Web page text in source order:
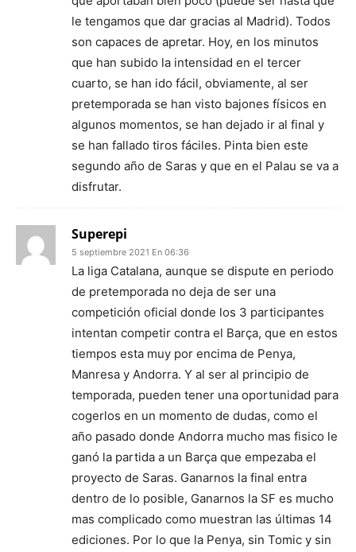
le tengamos que dar gracias al Madrid). Todos
son capaces de apretar. Hoy, en los minutos
que han subido la intensidad en el tercer
cuarto, se han ido fácil, obviamente, al ser
pretemporada se han visto bajones físicos en
algunos momentos, se han dejado ir al final y
se han fallado tiros fáciles. Pinta bien este
segundo año de Saras y que en el Palau se va a
disfrutar.
Superepi
5 septiembre 2021 En 06:36
La liga Catalana, aunque se dispute en periodo
de pretemporada no deja de ser una
competición oficial donde los 3 participantes
intentan competir contra el Barça, que en estos
tiempos esta muy por encima de Penya,
Manresa y Andorra. Y al ser al principio de
temporada, pueden tener una oportunidad para
cogerlos en un momento de dudas, como el
año pasado donde Andorra mucho mas fisico le
ganó la partida a un Barça que empezaba el
proyecto de Saras. Ganarnos la final entra
dentro de lo posible, Ganarnos la SF es mucho
mas complicado como muestran las últimas 14
ediciones. Por lo que la Penya, sin Tomic y sin